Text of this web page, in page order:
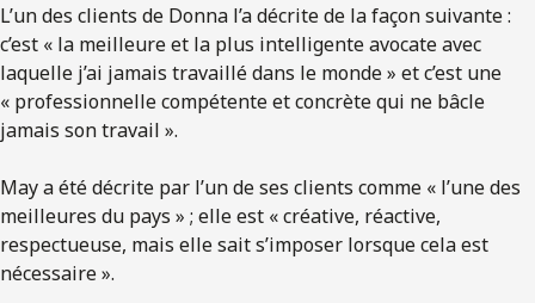
L’un des clients de Donna l’a décrite de la façon suivante :
c’est « la meilleure et la plus intelligente avocate avec
laquelle j’ai jamais travaillé dans le monde » et c’est une
« professionnelle compétente et concrète qui ne bâcle
jamais son travail ».
May a été décrite par l’un de ses clients comme « l’une des
meilleures du pays » ; elle est « créative, réactive,
respectueuse, mais elle sait s’imposer lorsque cela est
nécessaire ».